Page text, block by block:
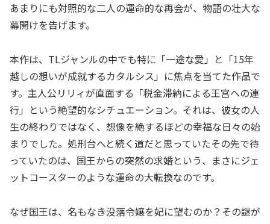
あまりにも対照的な二人の運命的な再会が、物語の壮大な
幕開けを告げます。
本作は、TLジャンルの中でも特に「一途な愛」と「15年
越しの想いが成就するカタルシス」に焦点を当てた作品で
す。主人公リリィが直面する「税金滞納による王宮への連
行」という絶望的なシチュエーション。それは、彼女の人
生の終わりではなく、想像を絶するほどの幸福な日々の始
まりでした。処刑台へと続く道だと思っていたその先で待
っていたのは、国王からの突然の求婚という、まさにジェ
ットコースターのような運命の大転換なのです。
なぜ国王は、名もなき没落令嬢を妃に望むのか？その謎が